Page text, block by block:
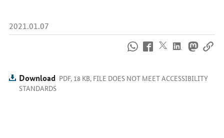
2021.01.07
us
online
Download PDF, 18 KB, FILE DOES NOT MEET ACCESSIBILITY
STANDARDS